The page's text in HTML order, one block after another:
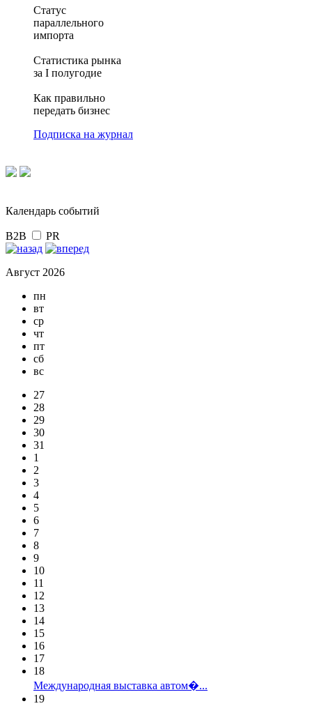
Статус
параллельного
импорта
Статистика рынка
за I полугодие
Как правильно
передать бизнес
Подписка на журнал
Календарь событий
B2B PR
Август 2026
пн
вт
ср
чт
пт
сб
вс
27
28
29
30
31
1
2
3
4
5
6
7
8
9
10
11
12
13
14
15
16
17
18
Международная выставка автом�...
19